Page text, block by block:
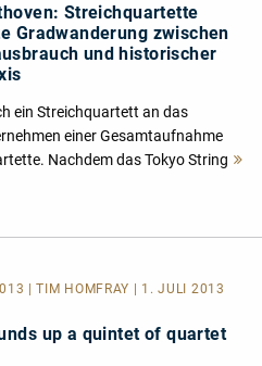
Streichquartette
Gradwanderung zwischen
und historischer
ein Streichquartett an das
einer Gesamtaufnahme
Nachdem das Tokyo String
| TIM HOMFRAY | 1. JULI 2013
up a quintet of quartet